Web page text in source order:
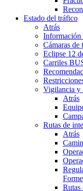
Estado del tráfico
Atrás
Información
Cámaras de
Eclipse 12
Carriles
Vigilancia y
Atrás
Rutas de
Atrás
Rutas